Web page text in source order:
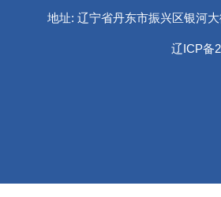
地址: 辽宁省丹东市振兴区银河
辽ICP备